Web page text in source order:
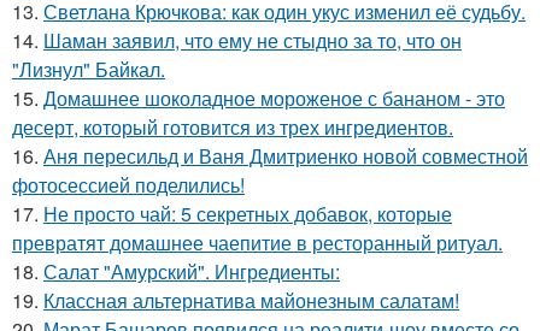
13. Светлана Крючкова: как один укус изменил её судьбу.
14. Шаман заявил, что ему не стыдно за то, что он
"Лизнул" Байкал.
15. Домашнее шоколадное мороженое с бананом - это
десерт, который готовится из трех ингредиентов.
16. Аня пересильд и Ваня Дмитриенко новой совместной
фотосессией поделились!
17. Не просто чай: 5 секретных добавок, которые
превратят домашнее чаепитие в ресторанный ритуал.
18. Салат "Амурский". Ингредиенты:
19. Классная альтернатива майонезным салатам!